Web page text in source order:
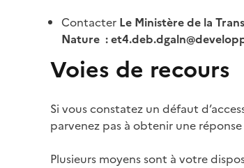
Contacter Le Ministère de la
Nature :
Voies de recours
Si vous constatez un défaut
parvenez pas à obtenir une
Plusieurs moyens sont à votre